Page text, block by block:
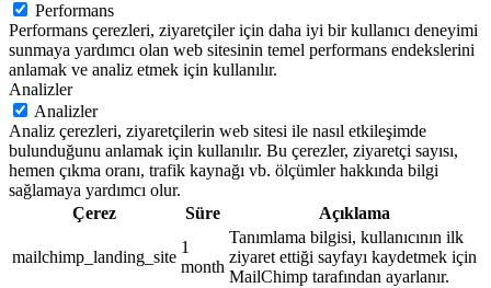
Performans
Performans çerezleri, ziyaretçiler için daha iyi bir kullanıcı deneyimi
sunmaya yardımcı olan web sitesinin temel performans endekslerini
anlamak ve analiz etmek için kullanılır.
Analizler
Analizler
Analiz çerezleri, ziyaretçilerin web sitesi ile nasıl etkileşimde
bulunduğunu anlamak için kullanılır. Bu çerezler, ziyaretçi sayısı,
hemen çıkma oranı, trafik kaynağı vb. ölçümler hakkında bilgi
sağlamaya yardımcı olur.
Çerez
Süre Açıklama
mailchimp_landing_site
1
month
Tanımlama bilgisi, kullanıcının ilk
ziyaret ettiği sayfayı kaydetmek için
MailChimp tarafından ayarlanır.